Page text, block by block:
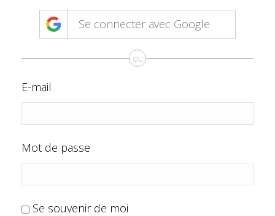
Se connecter avec Google
ou
E-mail
Mot de passe
Se souvenir de moi